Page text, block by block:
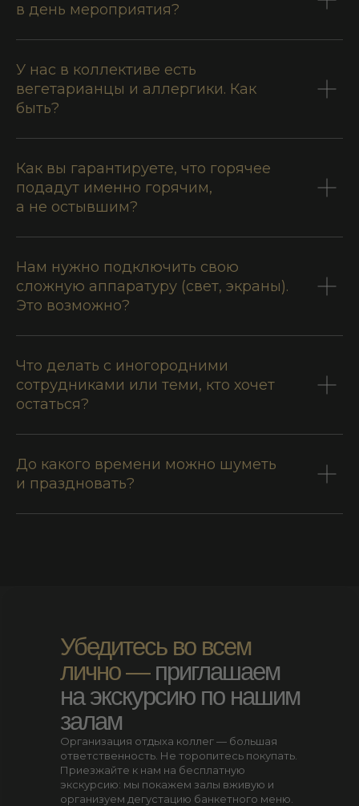
в день мероприятия?
У нас в коллективе есть
вегетарианцы и аллергики. Как
быть?
Как вы гарантируете, что горячее
подадут именно горячим,
а не остывшим?
Нам нужно подключить свою
сложную аппаратуру (свет, экраны).
Это возможно?
Что делать с иногородними
сотрудниками или теми, кто хочет
остаться?
До какого времени можно шуметь
и праздновать?
Убедитесь во всем
лично —приглашаем
на экскурсию по нашим
залам
Организация отдыха коллег — большая
ответственность. Не торопитесь покупать.
Приезжайте к нам на бесплатную
экскурсию: мы покажем залы вживую и
организуем дегустацию банкетного меню.
Номера для проживания
Банкетные залы
Барбекю-площадки
Для бизнеса
День рождения
Выпускной
СПА-центр
СПА-программы
Массаж
Хаммам с джакузи
Тренажёрный зал
Подарочные сертификаты
Забронировать номер
Обратный звонок
Партнеры
Правила предоставления услуг